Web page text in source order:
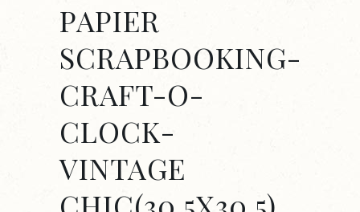
PAPIER
SCRAPBOOKING-
CRAFT-O-
CLOCK-
VINTAGE